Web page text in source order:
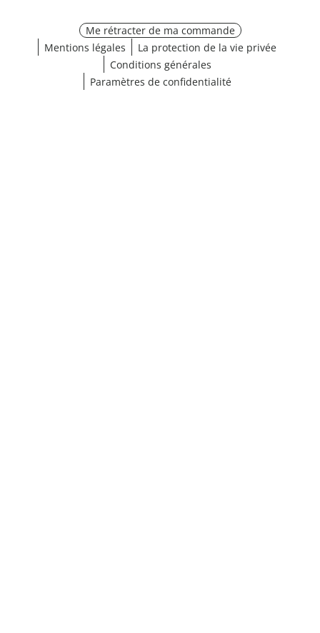
Me rétracter de ma commande
Mentions légales
La protection de la vie privée
Conditions générales
Paramètres de confidentialité